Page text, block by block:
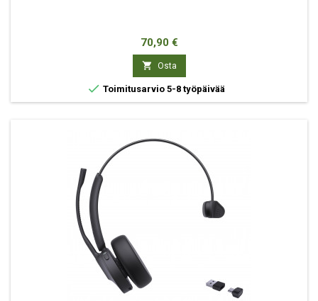
Hinta
70,90 €
 Osta
 Toimitusarvio 5-8 työpäivää